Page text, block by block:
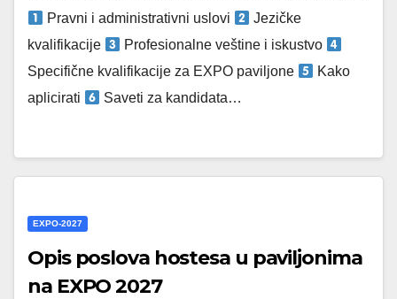
Pravni i administrativni uslovi
Jezičke
kvalifikacije
Profesionalne veštine i iskustvo
Specifične kvalifikacije za EXPO paviljone
Kako
aplicirati
Saveti za kandidata…
EXPO-2027
Opis poslova hostesa u paviljonima
na EXPO 2027